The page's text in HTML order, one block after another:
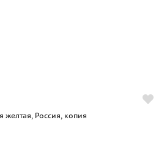
желтая, Россия, копия